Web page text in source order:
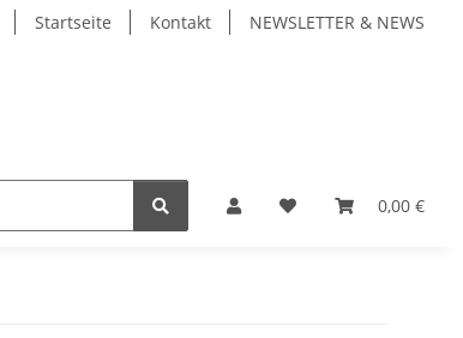
Startseite Kontakt NEWSLETTER & NEWS
0,00 €
WERKZEUGAUFNAHMEN